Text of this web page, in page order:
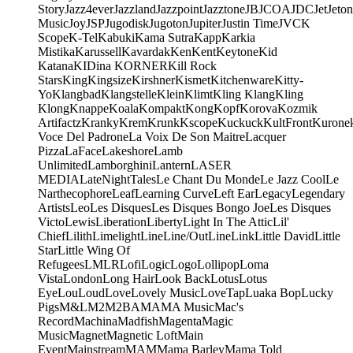
StoryJazz4everJazzlandJazzpointJazztoneJBJCOAJDCJetJeton
MusicJoyJSPJugodiskJugotonJupiterJustin TimeJVCK
ScopeK-TelKabukiKama SutraKappKarkia
MistikaKarussellKavardakKenKentKeytoneKid
KatanaKIDina KORNERKill Rock
StarsKingKingsizeKirshnerKismetKitchenwareKitty-
YoKlangbadKlangstelleKleinKlimtKling KlangKling
KlongKnappeKoalaKompaktKongKopfKorovaKozmik
ArtifactzKrankyKremKrunkKscopeKuckuckKultFront
Voce Del PadroneLa Voix De Son MaitreLacquer
PizzaLaFaceLakeshoreLamb
UnlimitedLamborghiniLanternLASER
MEDIALateNightTalesLe Chant Du MondeLe Jazz CoolLe
NarthecophoreLeafLearning CurveLeft EarLegacyLegendary
ArtistsLeoLes DisquesLes Disques Bongo JoeLes Disques
VictoLewisLiberationLibertyLight In The AtticLil'
ChiefLilithLimelightLineLine/OutLineLinkLittle DavidLittle
StarLittle Wing Of
RefugeesLMLRLofiLogicLogoLollipopLoma
VistaLondonLong HairLook BackLotusLotus
EyeLouLoudLoveLovely MusicLoveTapLuaka BopLucky
PigsM&LM2M2BAMAMA MusicMac's
RecordMachinaMadfishMagentaMagic
MusicMagnetMagnetic LoftMain
EventMainstreamMAMMama BarleyMama Told